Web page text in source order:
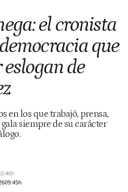
el cronista
que
de
en los que trabajó, prensa,
siempre de su carácter
09:45h